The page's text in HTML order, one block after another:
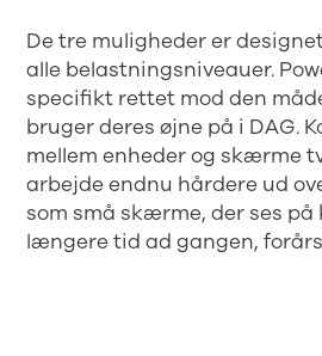
De tre muligheder er
alle belastningsniveauer.
specifikt rettet mod den
bruger deres øjne på i DAG.
mellem enheder og skærme
arbejde endnu hårdere ud
som små skærme, der ses
længere tid ad gangen,